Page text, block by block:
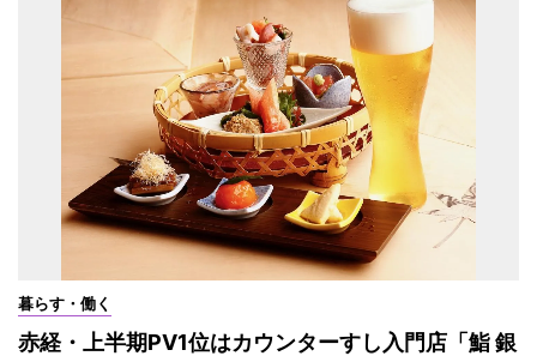
暮らす・働く
赤経・上半期PV1位はカウンターすし入門店「鮨 銀